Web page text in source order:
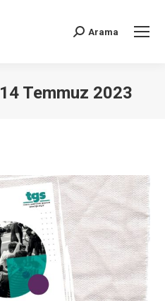
Arama
14 Temmuz 2023